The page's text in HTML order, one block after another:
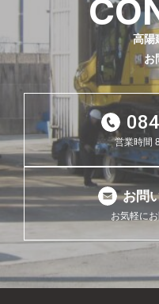
高陽
お
営業時間
お問
お気軽に